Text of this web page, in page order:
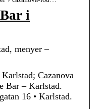
i
menyer –
Cazanova
Bar – Karlstad.
16 • Karlstad.